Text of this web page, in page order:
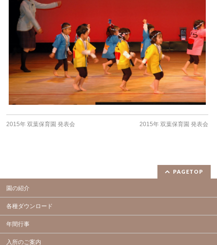
2015年 双葉保育園 発表会 2015年 双葉保育園 発表会
PAGETOP
園の紹介
各種ダウンロード
年間行事
入所のご案内